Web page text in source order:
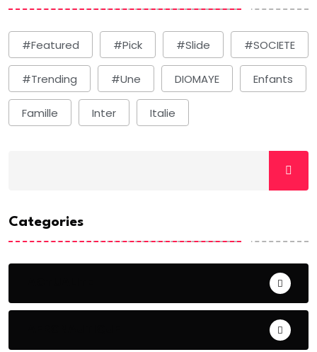
#Featured #Pick #Slide #SOCIETE
#Trending #une DIOMAYE Enfants
Famille Inter Italie
Categories